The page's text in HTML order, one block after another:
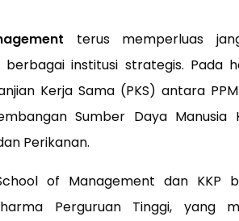
terus memperluas
berbagai institusi strategis. Pada
Kerja Sama (PKS) antara
Sumber Daya Manusia
Perikanan.
of Management dan KKP
Perguruan Tinggi, yang